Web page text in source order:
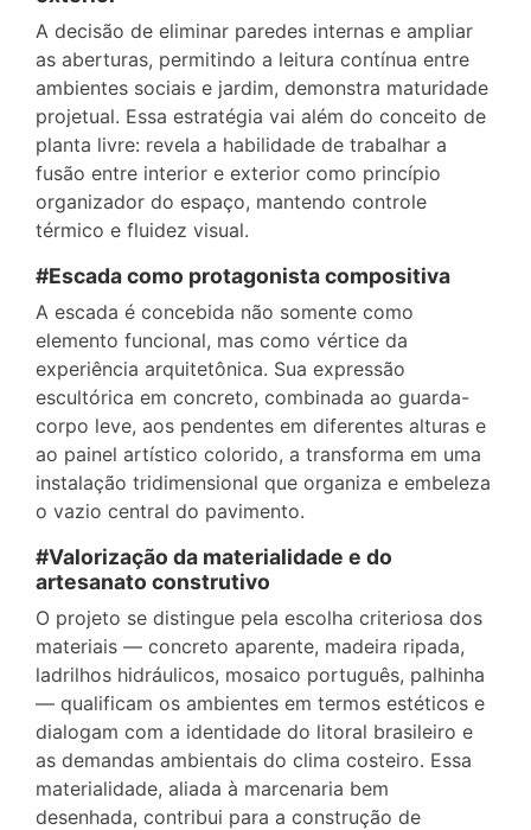
A decisão de eliminar paredes internas e ampliar
as aberturas, permitindo a leitura contínua entre
ambientes sociais e jardim, demonstra maturidade
projetual. Essa estratégia vai além do conceito de
planta livre: revela a habilidade de trabalhar a
fusão entre interior e exterior como princípio
organizador do espaço, mantendo controle
térmico e fluidez visual.
#Escada como protagonista compositiva
A escada é concebida não somente como
elemento funcional, mas como vértice da
experiência arquitetônica. Sua expressão
escultórica em concreto, combinada ao guarda-
corpo leve, aos pendentes em diferentes alturas e
ao painel artístico colorido, a transforma em uma
instalação tridimensional que organiza e embeleza
o vazio central do pavimento.
#Valorização da materialidade e do
artesanato construtivo
O projeto se distingue pela escolha criteriosa dos
materiais — concreto aparente, madeira ripada,
ladrilhos hidráulicos, mosaico português, palhinha
— qualificam os ambientes em termos estéticos e
dialogam com a identidade do litoral brasileiro e
as demandas ambientais do clima costeiro. Essa
materialidade, aliada à marcenaria bem
desenhada, contribui para a construção de